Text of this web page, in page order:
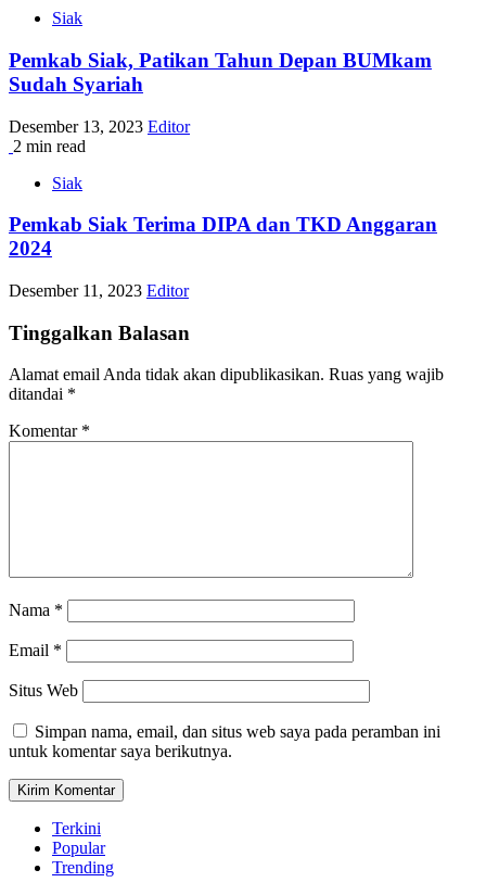
Siak
Pemkab Siak, Patikan Tahun Depan BUMkam
Sudah Syariah
Desember 13, 2023 Editor
2 min read
Siak
Pemkab Siak Terima DIPA dan TKD Anggaran
2024
Desember 11, 2023 Editor
Tinggalkan Balasan
Alamat email Anda tidak akan dipublikasikan. Ruas yang wajib
ditandai *
Komentar *
Nama *
Email *
Situs Web
Simpan nama, email, dan situs web saya pada peramban ini
untuk komentar saya berikutnya.
Terkini
Popular
Trending